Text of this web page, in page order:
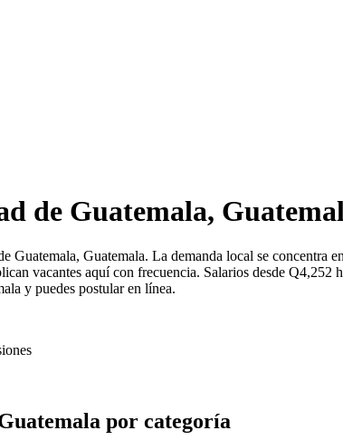
de Guatemala,
Guatemala, Guatemala. La demanda local se
vacantes aquí con frecuencia. Salarios desde Q4,252
y puedes postular en línea.
por categoría